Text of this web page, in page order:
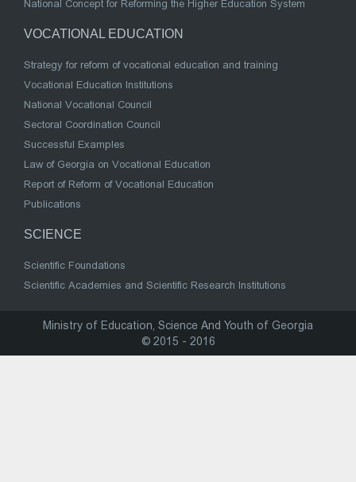
National Concept for Reforming the Higher Education System
VOCATIONAL EDUCATION
Strategy for reform of vocational education and training
Vocational Education Institutions
National Vocational Council
Sectoral Coordination Council
Successful Examples
Law of Georgia on Vocational Education
Report of Reform of Vocational Education
Publications
SCIENCE
Scientific Foundations
Scientific Academies and Scientific Research Institutions
Ministry of Education, Science And Youth of Georgia
© 2015 - 2016